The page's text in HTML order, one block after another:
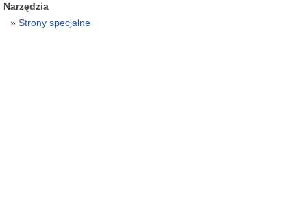
Narzędzia
Strony specjalne